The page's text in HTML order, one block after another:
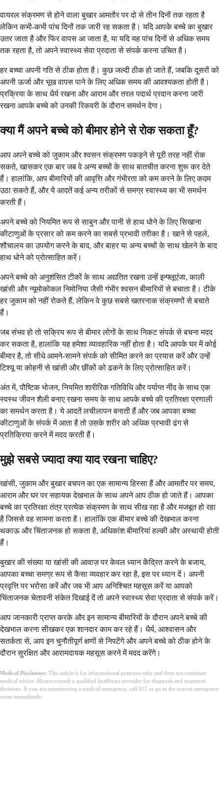
वायरल संक्रमण से होने वाला बुखार आमतौर पर दो से तीन दिनों तक रहता है
लेकिन कभी-कभी पांच दिनों तक जारी रह सकता है। यदि आपके बच्चे का बुखार
उतर जाता है और फिर वापस आ जाता है, या यदि यह पांच दिनों से अधिक समय
तक रहता है, तो अपने स्वास्थ्य सेवा प्रदाता से संपर्क करना उचित है।
हर बच्चा अपनी गति से ठीक होता है। कुछ जल्दी ठीक हो जाते हैं, जबकि दूसरों को
अपनी ऊर्जा और भूख वापस पाने के लिए अधिक समय की आवश्यकता होती है।
प्रक्रिया के साथ धैर्य रखना और आराम और तरल पदार्थ प्रदान करना जारी
रखना आपके बच्चे को उनकी रिकवरी के दौरान समर्थन देगा।
क्या मैं अपने बच्चे को बीमार होने से रोक सकता हूँ?
आप अपने बच्चे को जुकाम और श्वसन संक्रमण पकड़ने से पूरी तरह नहीं रोक
सकते, खासकर एक बार जब वे अन्य बच्चों के साथ बातचीत करना शुरू कर देते
हैं। हालांकि, आप बीमारियों की आवृत्ति और गंभीरता को कम करने के लिए कदम
उठा सकते हैं, और ये आदतें कई अन्य तरीकों से समग्र स्वास्थ्य का भी समर्थन
करती हैं।
अपने बच्चे को नियमित रूप से साबुन और पानी से हाथ धोने के लिए सिखाना
कीटाणुओं के प्रसार को कम करने का सबसे प्रभावी तरीका है। खाने से पहले,
शौचालय का उपयोग करने के बाद, और बाहर या अन्य बच्चों के साथ खेलने के बाद
हाथ धोने को प्रोत्साहित करें।
अपने बच्चे को अनुशंसित टीकों के साथ अद्यतित रखना उन्हें इन्फ्लूएंजा, काली
खांसी और न्यूमोकोकल निमोनिया जैसी गंभीर श्वसन बीमारियों से बचाता है। टीके
हर जुकाम को नहीं रोकते हैं, लेकिन वे कुछ सबसे खतरनाक संक्रमणों से बचाते
हैं।
जब संभव हो तो सक्रिय रूप से बीमार लोगों के साथ निकट संपर्क से बचना मदद
कर सकता है, हालांकि यह हमेशा व्यावहारिक नहीं होता है। यदि आपके घर में कोई
बीमार है, तो सीधे आमने-सामने संपर्क को सीमित करने का प्रयास करें और उन्हें
टिश्यू या कोहनी से खांसी और छींकों को ढकने के लिए प्रोत्साहित करें।
अंत में, पौष्टिक भोजन, नियमित शारीरिक गतिविधि और पर्याप्त नींद के साथ एक
स्वस्थ जीवन शैली बनाए रखना समय के साथ आपके बच्चे की प्रतिरक्षा प्रणाली
का समर्थन करता है। ये आदतें लचीलापन बनाती हैं और जब आपका बच्चा
कीटाणुओं के संपर्क में आता है तो उसके शरीर को अधिक प्रभावी ढंग से
प्रतिक्रिया करने में मदद करती हैं।
मुझे सबसे ज्यादा क्या याद रखना चाहिए?
खांसी, जुकाम और बुखार बचपन का एक सामान्य हिस्सा हैं और आमतौर पर समय,
आराम और घर पर सहायक देखभाल के साथ अपने आप ठीक हो जाते हैं। आपका
बच्चे का प्रतिरक्षा तंत्र प्रत्येक संक्रमण के साथ सीख रहा है और मजबूत हो रहा
है जिससे वह सामना करता है। हालांकि एक बीमार बच्चे की देखभाल करना
थकाऊ और चिंताजनक हो सकता है, अधिकांश बीमारियां हल्की और अस्थायी होती
हैं।
बुखार की संख्या या खांसी की आवाज़ पर केवल ध्यान केंद्रित करने के बजाय,
आपका बच्चा समग्र रूप से कैसा व्यवहार कर रहा है, इस पर ध्यान दें। अपनी
प्रवृत्ति पर भरोसा करें और जब भी आप अनिश्चित महसूस करें या आपको
चिंताजनक चेतावनी संकेत दिखाई दें तो अपने स्वास्थ्य सेवा प्रदाता से संपर्क करें।
आप जानकारी प्राप्त करके और इन सामान्य बीमारियों के दौरान अपने बच्चे की
देखभाल करना सीखकर एक शानदार काम कर रहे हैं। धैर्य, आश्वासन और
सतर्कता से, आप इन चुनौतीपूर्ण क्षणों से निपटेंगे और अपने बच्चे को ठीक होने के
दौरान सुरक्षित और आरामदायक महसूस करने में मदद करेंगे।
Medical Disclaimer: This article is for informational purposes only and does not constitute
medical advice. Always consult a qualified healthcare provider for diagnosis and treatment
decisions. If you are experiencing a medical emergency, call 911 or go to the nearest emergency
room immediately.